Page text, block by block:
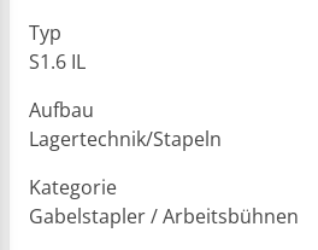
Typ
S1.6 IL
Aufbau
Lagertechnik/Stapeln
Kategorie
Gabelstapler / Arbeitsbühnen